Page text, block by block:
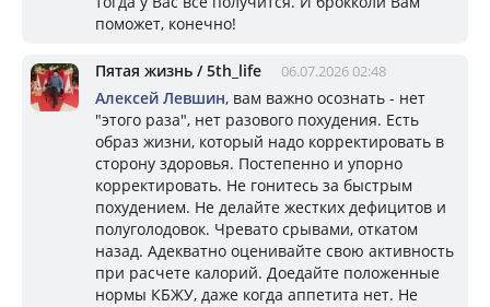
поможет, конечно!
Пятая жизнь / 5th_life 06.07.2026 02:48
Алексей Левшин, вам важно осознать - нет
"этого раза", нет разового похудения. Есть
образ жизни, который надо корректировать в
сторону здоровья. Постепенно и упорно
корректировать. Не гонитесь за быстрым
похудением. Не делайте жестких дефицитов и
полуголодовок. Чревато срывами, откатом
назад. Адекватно оценивайте свою активность
при расчете калорий. Доедайте положенные
нормы КБЖУ, даже когда аппетита нет. Не